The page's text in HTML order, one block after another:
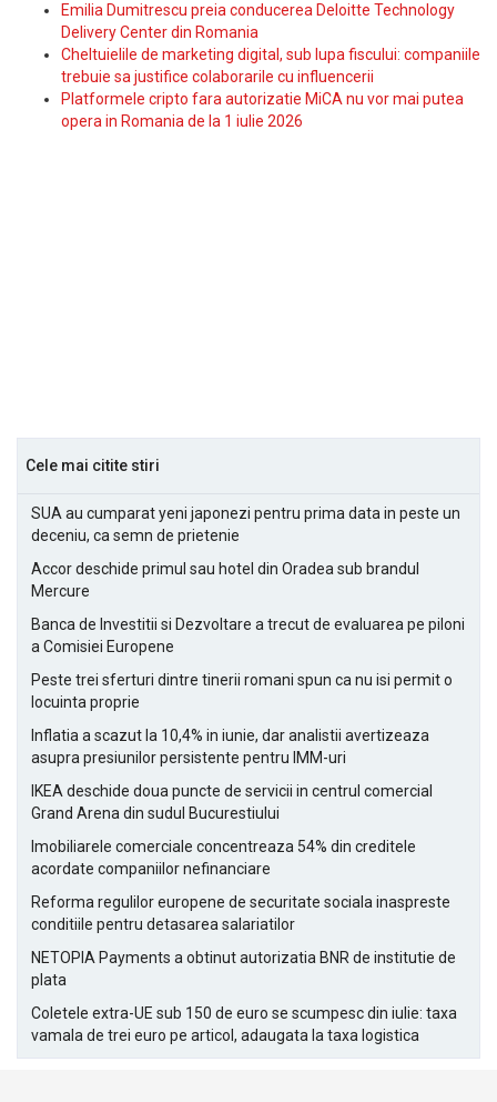
Emilia Dumitrescu preia conducerea Deloitte Technology
Delivery Center din Romania
Cheltuielile de marketing digital, sub lupa fiscului: companiile
trebuie sa justifice colaborarile cu influencerii
Platformele cripto fara autorizatie MiCA nu vor mai putea
opera in Romania de la 1 iulie 2026
Cele mai citite stiri
SUA au cumparat yeni japonezi pentru prima data in peste un
deceniu, ca semn de prietenie
Accor deschide primul sau hotel din Oradea sub brandul
Mercure
Banca de Investitii si Dezvoltare a trecut de evaluarea pe piloni
a Comisiei Europene
Peste trei sferturi dintre tinerii romani spun ca nu isi permit o
locuinta proprie
Inflatia a scazut la 10,4% in iunie, dar analistii avertizeaza
asupra presiunilor persistente pentru IMM-uri
IKEA deschide doua puncte de servicii in centrul comercial
Grand Arena din sudul Bucurestiului
Imobiliarele comerciale concentreaza 54% din creditele
acordate companiilor nefinanciare
Reforma regulilor europene de securitate sociala inaspreste
conditiile pentru detasarea salariatilor
NETOPIA Payments a obtinut autorizatia BNR de institutie de
plata
Coletele extra-UE sub 150 de euro se scumpesc din iulie: taxa
vamala de trei euro pe articol, adaugata la taxa logistica